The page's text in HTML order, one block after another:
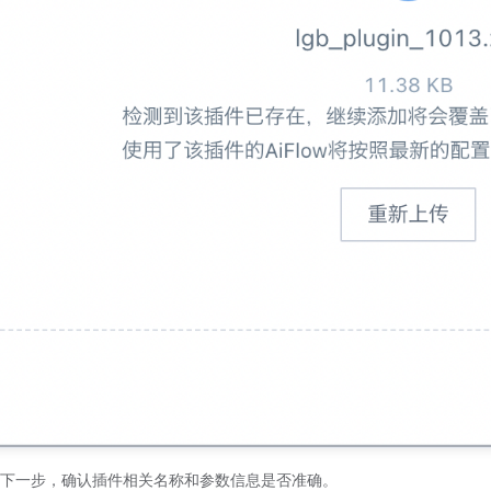
一步，确认插件相关名称和参数信息是否准确。